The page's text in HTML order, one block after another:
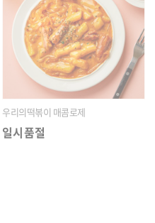
우리의떡볶이 매콤로제
일시품절